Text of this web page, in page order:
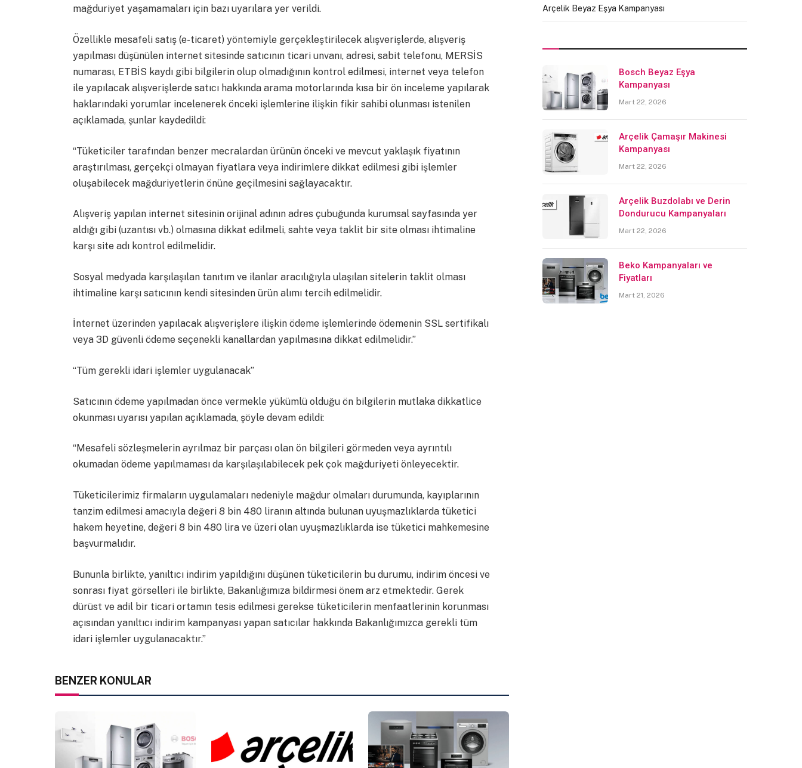
mağduriyet yaşamamaları için bazı uyarılara yer verildi.
Özellikle mesafeli satış (e-ticaret) yöntemiyle gerçekleştirilecek alışverişlerde, alışveriş
yapılması düşünülen internet sitesinde satıcının ticari unvanı, adresi, sabit telefonu, MERSİS
numarası, ETBİS kaydı gibi bilgilerin olup olmadığının kontrol edilmesi, internet veya telefon
ile yapılacak alışverişlerde satıcı hakkında arama motorlarında kısa bir ön inceleme yapılarak
haklarındaki yorumlar incelenerek önceki işlemlerine ilişkin fikir sahibi olunması istenilen
açıklamada, şunlar kaydedildi:
“Tüketiciler tarafından benzer mecralardan ürünün önceki ve mevcut yaklaşık fiyatının
araştırılması, gerçekçi olmayan fiyatlara veya indirimlere dikkat edilmesi gibi işlemler
oluşabilecek mağduriyetlerin önüne geçilmesini sağlayacaktır.
Alışveriş yapılan internet sitesinin orijinal adının adres çubuğunda kurumsal sayfasında yer
aldığı gibi (uzantısı vb.) olmasına dikkat edilmeli, sahte veya taklit bir site olması ihtimaline
karşı site adı kontrol edilmelidir.
Sosyal medyada karşılaşılan tanıtım ve ilanlar aracılığıyla ulaşılan sitelerin taklit olması
ihtimaline karşı satıcının kendi sitesinden ürün alımı tercih edilmelidir.
İnternet üzerinden yapılacak alışverişlere ilişkin ödeme işlemlerinde ödemenin SSL sertifikalı
veya 3D güvenli ödeme seçenekli kanallardan yapılmasına dikkat edilmelidir.”
“Tüm gerekli idari işlemler uygulanacak”
Satıcının ödeme yapılmadan önce vermekle yükümlü olduğu ön bilgilerin mutlaka dikkatlice
okunması uyarısı yapılan açıklamada, şöyle devam edildi:
“Mesafeli sözleşmelerin ayrılmaz bir parçası olan ön bilgileri görmeden veya ayrıntılı
okumadan ödeme yapılmaması da karşılaşılabilecek pek çok mağduriyeti önleyecektir.
Tüketicilerimiz firmaların uygulamaları nedeniyle mağdur olmaları durumunda, kayıplarının
tanzim edilmesi amacıyla değeri 8 bin 480 liranın altında bulunan uyuşmazlıklarda tüketici
hakem heyetine, değeri 8 bin 480 lira ve üzeri olan uyuşmazlıklarda ise tüketici mahkemesine
başvurmalıdır.
Bununla birlikte, yanıltıcı indirim yapıldığını düşünen tüketicilerin bu durumu, indirim öncesi ve
sonrası fiyat görselleri ile birlikte, Bakanlığımıza bildirmesi önem arz etmektedir. Gerek
dürüst ve adil bir ticari ortamın tesis edilmesi gerekse tüketicilerin menfaatlerinin korunması
açısından yanıltıcı indirim kampanyası yapan satıcılar hakkında Bakanlığımızca gerekli tüm
idari işlemler uygulanacaktır.”
BENZER KONULAR
Arçelik Beyaz Eşya Kampanyası
Bosch Beyaz Eşya
Kampanyası
Mart 22, 2026
Arçelik Çamaşır Makinesi
Kampanyası
Mart 22, 2026
Arçelik Buzdolabı ve Derin
Dondurucu Kampanyaları
Mart 22, 2026
Beko Kampanyaları ve
Fiyatları
Mart 21, 2026